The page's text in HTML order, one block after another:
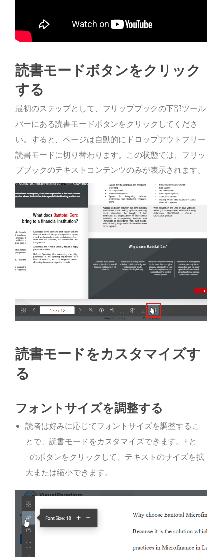
読書モードボタンをクリック
する
最初のステップとして、フリップブックの下部ツール
バーにある読書モードボタンをクリックしてくださ
い。すると、ページは自動的にドロップアウトフリー
読書モードに切り替わります。この状態では、フリッ
プブックのテキストコンテンツのみが表示されます。
読書モードをカスタマイズす
る
フォントサイズを調整する
読者は好みに応じてフォントサイズを調整するこ
とで、読書モードをカスタマイズできます。+と
−のボタンをクリックして、テキストのサイズを拡
大または縮小できます。